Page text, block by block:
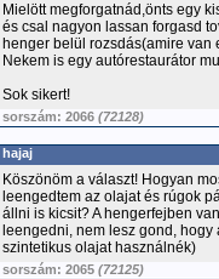
Mielött megforgatnád,önts egy
és csal nagyon lassan forgasd
henger belül rozsdás(amire
Nekem is egy autórestaurátor
Sok sikert!
sorszám: 2066 (72128)
hajaj
Köszönöm a választ! Hogyan
leengedtem az olajat és rúgok
állni is kicsit? A hengerfejben
leengedni, nem lesz gond,
szintetikus olajat használnék)
sorszám: 2065 (72125)